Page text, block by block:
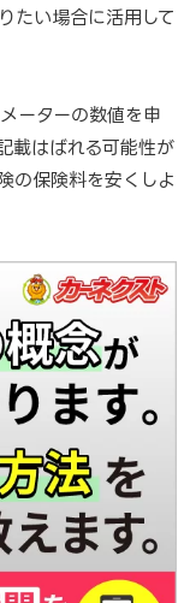
たい場合に活用して
ーターの数値を申
載はばれる可能性が
の保険料を安くしよ